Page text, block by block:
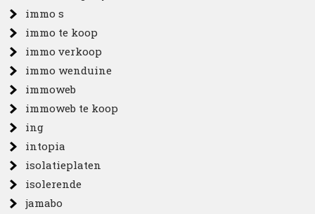
immo s
immo te koop
immo verkoop
immo wenduine
immoweb
immoweb te koop
ing
intopia
isolatieplaten
isolerende
jamabo